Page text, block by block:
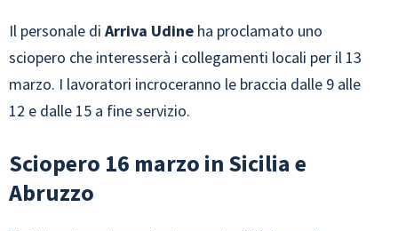
Il personale di Arriva Udine ha proclamato uno
sciopero che interesserà i collegamenti locali per il 13
marzo. I lavoratori incroceranno le braccia dalle 9 alle
12 e dalle 15 a fine servizio.
Sciopero 16 marzo in Sicilia e
Abruzzo